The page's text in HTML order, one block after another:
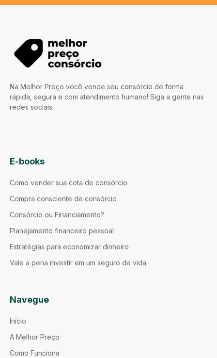
Na Melhor Preço você vende seu consórcio de forma
rápida, segura e com atendimento humano! Siga a gente nas
redes sociais.
E-books
Como vender sua cota de consórcio
Compra consciente de consórcio
Consórcio ou Financiamento?
Planejamento financeiro pessoal
Estratégias para economizar dinheiro
Vale a pena investir em um seguro de vida
Navegue
Início
A Melhor Preço
Como Funciona